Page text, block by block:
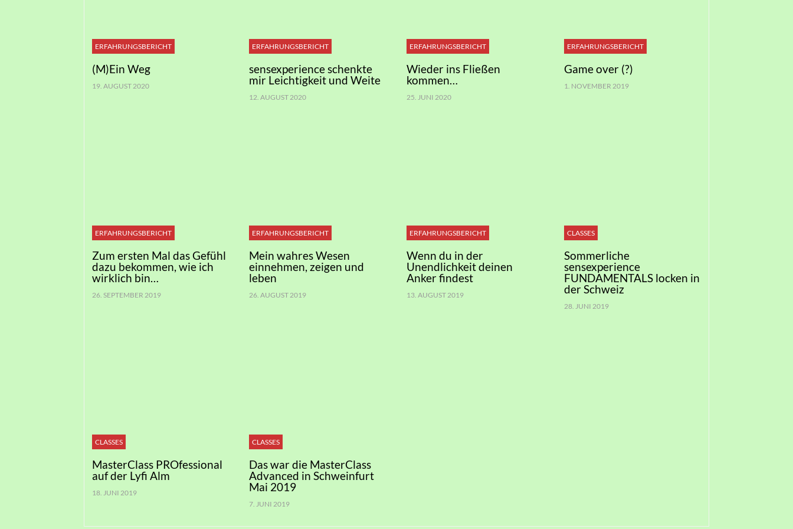
ERFAHRUNGSBERICHT
(M)Ein Weg
19. AUGUST 2020
ERFAHRUNGSBERICHT
sensexperience schenkte
mir Leichtigkeit und Weite
12. AUGUST 2020
ERFAHRUNGSBERICHT
Wieder ins Fließen
kommen…
25. JUNI 2020
ERFAHRUNGSBERICHT
Game over (?)
1. NOVEMBER 2019
ERFAHRUNGSBERICHT
Zum ersten Mal das Gefühl
dazu bekommen, wie ich
wirklich bin…
26. SEPTEMBER 2019
ERFAHRUNGSBERICHT
Mein wahres Wesen
einnehmen, zeigen und
leben
26. AUGUST 2019
ERFAHRUNGSBERICHT
Wenn du in der
Unendlichkeit deinen
Anker findest
13. AUGUST 2019
CLASSES
Sommerliche
sensexperience
FUNDAMENTALS locken in
der Schweiz
28. JUNI 2019
CLASSES
MasterClass PROfessional
auf der Lyfi Alm
18. JUNI 2019
CLASSES
Das war die MasterClass
Advanced in Schweinfurt
Mai 2019
7. JUNI 2019